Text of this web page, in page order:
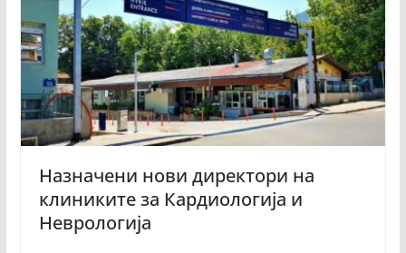
Назначени нови директори на
клиниките за Кардиологија и
Неврологија